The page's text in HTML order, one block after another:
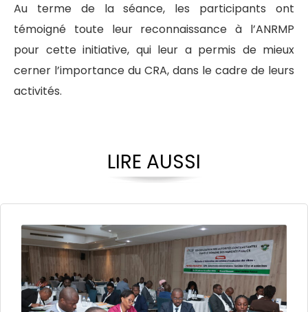
Au terme de la séance, les participants ont
témoigné toute leur reconnaissance à l’ANRMP
pour cette initiative, qui leur a permis de mieux
cerner l’importance du CRA, dans le cadre de leurs
activités.
LIRE AUSSI